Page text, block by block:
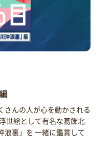
さんの人が心を動かされる
世絵として有名な葛飾北
裏」を 一緒に鑑賞して